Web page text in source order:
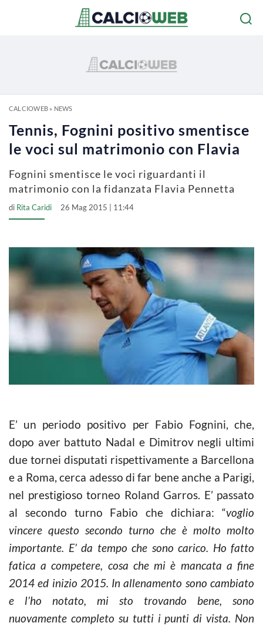
CALCIOWEB» NEWS
Tennis, Fognini positivo smentisce
le voci sul matrimonio con Flavia
Fognini smentisce le voci riguardanti il
matrimonio con la fidanzata Flavia Pennetta
di Rita Caridi 26 Mag 2015 | 11:44
E’ un periodo positivo per Fabio Fognini, che,
dopo aver battuto Nadal e Dimitrov negli ultimi
due tornei disputati rispettivamente a Barcellona
e a Roma, cerca adesso di far bene anche a Parigi,
nel prestigioso torneo Roland Garros. E’ passato
al secondo turno Fabio che dichiara: “voglio
vincere questo secondo turno che è molto molto
importante. E’ da tempo che sono carico. Ho fatto
fatica a competere, cosa che mi è mancata a fine
2014 ed inizio 2015. In allenamento sono cambiato
e l’ho notato, mi sto trovando bene, sono
nuovamente completo su tutti i punti di vista. Non